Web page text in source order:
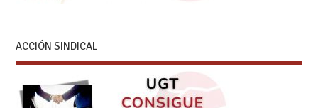
ACCIÓN SINDICAL